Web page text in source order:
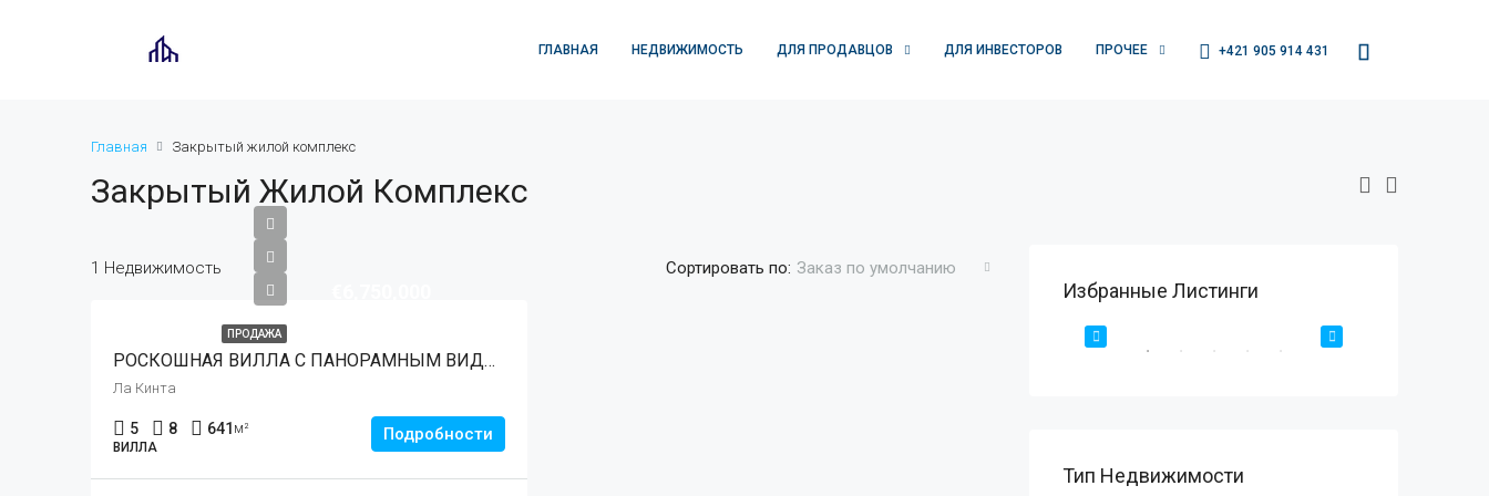
ГЛАВНАЯ НЕДВИЖИМОСТЬ ДЛЯ ПРОДАВЦОВ ДЛЯ ИНВЕСТОРОВ ПРОЧЕЕ +421 905 914 431
Главная Закрытый жилой комплекс
Закрытый Жилой Комплекс
1 Недвижимость Сортировать по: Заказ по умолчанию
ПРОДАЖА
РОСКОШНАЯ ВИЛЛА С ПАНОРАМНЫМ ВИДОМ НА МОРЕ В ЛА-КИНТЕ, БЕНАХАВИС
Ла Кинта
5 8 641 м²
ВИЛЛА
Подробности
Избранные Листинги
€1,450,000
Тип Недвижимости